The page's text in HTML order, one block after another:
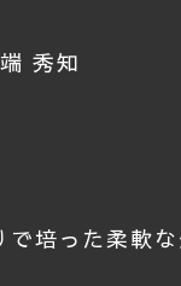
秀知
培った柔軟